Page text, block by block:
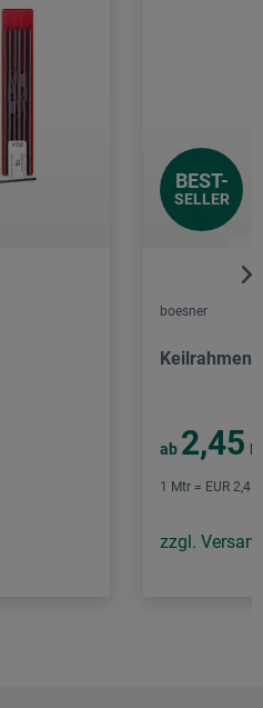
BEST-
SELLER
boesner
Keilrahmen
ab 2,45
1 Mtr = EUR
zzgl.